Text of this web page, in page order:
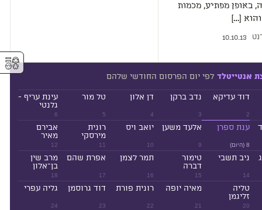
באופן מפתיע, מכמות
[…]
10.10.13
אנטייטלד לפי יום הפרסום החודשי שלהם
2
דוד עדיקא
3
נדב ברקן
4
דן אלון
5
טל מור
6
עינת עריף -
גלנטי
8 (היום)
ענת ספרן
9
אלעד משען
10
יואב ויס
11
רונית
מירסקי
12
אבירם
מאיר
14
ניב תשבי
15
טימור
דברה
16
תמר לצמן
17
אפרת שהם
18
מרב שין
בן־אלון
20
טליה
זליגמן
21
מאיה יופה
22
רונית פורת
23
דוד גרוסמן
24
גליה עפרי
⚥︎